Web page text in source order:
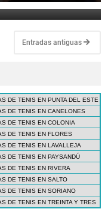
Entradas antiguas
DE TENIS EN PUNTA DEL ESTE
DE TENIS EN CANELONES
DE TENIS EN COLONIA
DE TENIS EN FLORES
DE TENIS EN LAVALLEJA
DE TENIS EN PAYSANDÚ
DE TENIS EN RIVERA
DE TENIS EN SALTO
DE TENIS EN SORIANO
DE TENIS EN TREINTA Y TRES